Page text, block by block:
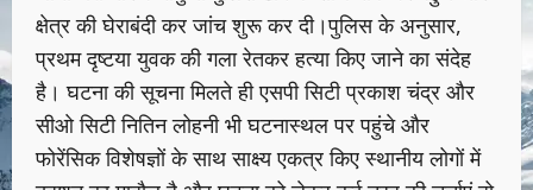
क्षेत्र की घेराबंदी कर जांच शुरू कर दी।पुलिस के अनुसार,
प्रथम दृष्टया युवक की गला रेतकर हत्या किए जाने का संदेह
है। घटना की सूचना मिलते ही एसपी सिटी प्रकाश चंद्र और
सीओ सिटी नितिन लोहनी भी घटनास्थल पर पहुंचे और
फोरेंसिक विशेषज्ञों के साथ साक्ष्य एकत्र किए स्थानीय लोगों में